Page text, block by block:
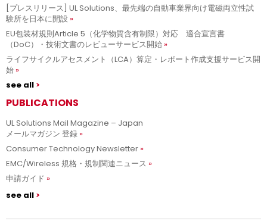
[プレスリリース] UL Solutions、最先端の自動車業界向け電磁両立性試
験所を日本に開設
EU包装材規則Article 5（化学物質含有制限）対応 適合宣言書
（DoC）・技術文書のレビューサービス開始
ライフサイクルアセスメント（LCA）算定・レポート作成支援サービス開
始
see all
PUBLICATIONS
UL Solutions Mail Magazine – Japan
メールマガジン 登録
Consumer Technology Newsletter
EMC/Wireless 規格・規制関連ニュース
申請ガイド
see all